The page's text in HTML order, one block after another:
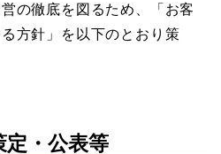
の徹底を図るため、「お客
方針」を以下のとおり策
・公表等